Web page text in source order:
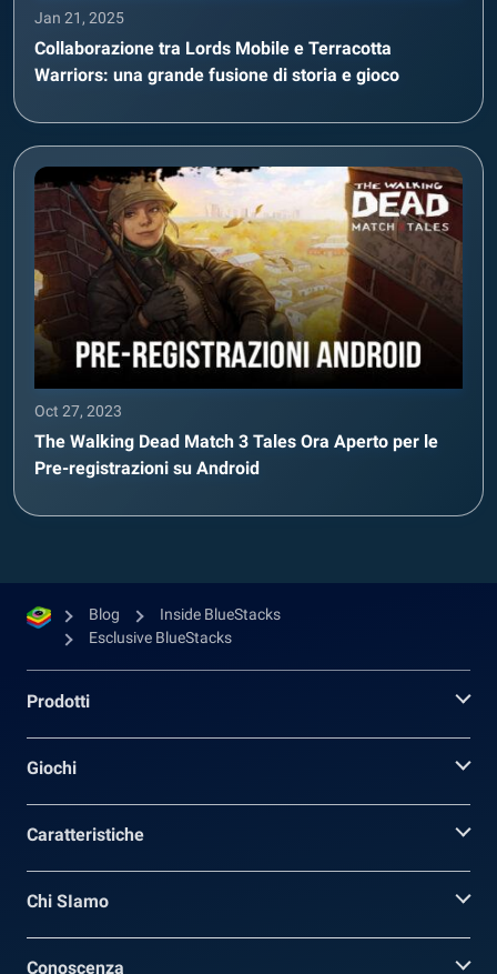
Jan 21, 2025
Collaborazione tra Lords Mobile e Terracotta
Warriors: una grande fusione di storia e gioco
Oct 27, 2023
The Walking Dead Match 3 Tales Ora Aperto per le
Pre-registrazioni su Android
Blog
Inside BlueStacks
Esclusive BlueStacks
Prodotti
Giochi
Caratteristiche
Chi SIamo
Conoscenza